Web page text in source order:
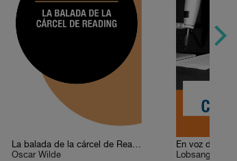
La balada de la cárcel de Reading
Oscar Wilde
En voz de
Lobsang